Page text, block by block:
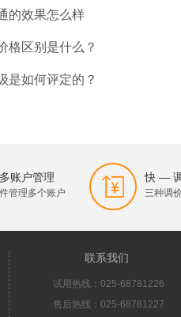
的效果怎么样
格区别是什么？
是如何评定的？
账户管理
管理多个账户
快 —
三种调
联系我们
试用热线：025-68781226
售后热线：025-68781227